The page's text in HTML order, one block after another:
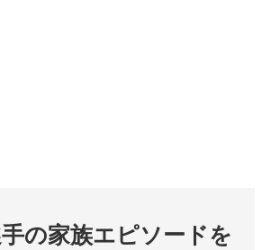
の家族エピソードを